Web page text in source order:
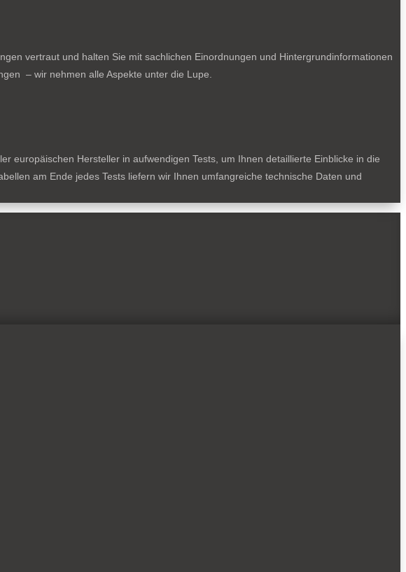
vertraut und halten Sie mit sachlichen Einordnungen und Hintergrundinformationen
– wir nehmen alle Aspekte unter die Lupe.
europäischen Hersteller in aufwendigen Tests, um Ihnen detaillierte Einblicke in die
am Ende jedes Tests liefern wir Ihnen umfangreiche technische Daten und